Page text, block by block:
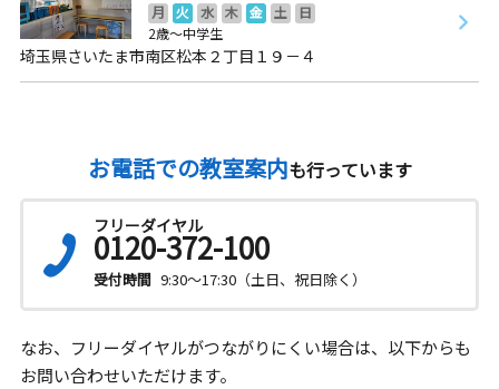
月 火 水 木 金 土
日
2歳～中学生
埼玉県さいたま市南区松本２丁目１９－４
お電話での教室案内も行っています
フリーダイヤル
0120-372-100
受付時間 9:30～17:30（土日、祝日除く）
なお、フリーダイヤルがつながりにくい場合は、以下からも
お問い合わせいただけます。